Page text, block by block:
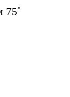
75˚